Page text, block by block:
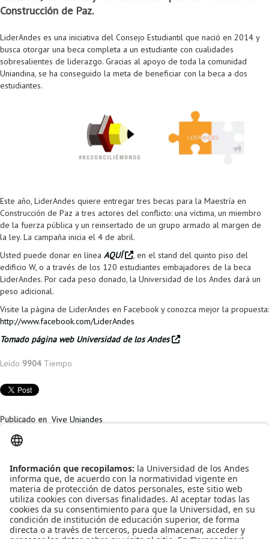
Construcción de Paz.
LiderAndes es una iniciativa del Consejo Estudiantil que nació en 2014 y
busca otorgar una beca completa a un estudiante con cualidades
sobresalientes de liderazgo. Gracias al apoyo de toda la comunidad
Uniandina, se ha conseguido la meta de beneficiar con la beca a dos
estudiantes.
Este año, LiderAndes quiere entregar tres becas para la Maestría en
Construcción de Paz a tres actores del conflicto: una víctima, un miembro
de la fuerza pública y un reinsertado de un grupo armado al margen de
la ley. La campaña inicia el 4 de abril.
Usted puede donar en línea AQUÍ
, en el stand del quinto piso del
edificio W, o a través de los 120 estudiantes embajadores de la beca
LiderAndes. Por cada peso donado, la Universidad de los Andes dará un
peso adicional.
Visite la página de LiderAndes en Facebook y conozca mejor la propuesta:
http://www.facebook.com/LiderAndes
Tomado página web Universidad de los Andes
Leído 9904 Tiempo
Publicado en Vive Uniandes
BECA VAMOS PA´LANTE
Beca 2020 START Fellowship de la Universidad de St. Gallen - Suiza
y la organización START Global
Becas parciales de estudios en Europa para Uniandinos
Convocatoria ISIS
Convocatoria IA
Oportunidades
Información general
Opciones académicas
TI en las Organizaciones
Computación Visual
Profesores
Acreditaciones
Internacionalización
Cursos electivos
Electivas reguladas
Electivas profesionales
Electivas profesionales en otros departamentos
Oferta de cursos periodo intersemestral
Procesos administrativos
Doble titulación
Intercambios académicos
Práctica académica
Ofertas
Práctica social
Proyecto de grado
Reintegro
Tarifas
Grado
Movilidad Estudiantil (Intercambio)
Reingreso
Reintegro
Retiro Voluntario
Trasnferencia Interna
Intercambio Is-Link
Reglamento General de Estudiantes de Maestría RGEMa
Bienestar institucional
Oferta de cursos
Convocatorias
Maestría en Gerencia de Tecnologías de Información (MAIT)
Maestría en Arquitectura de Tecnologías de Información
(MATI)
Maestría en Biología Computacional (MBC)
Maestría en Tecnologías de Información para el Negocio
Maestría en Seguridad de la Información (MESI)
Maestría en Ingeniería de Sistemas y Computación (MISIS)
Maestría en Ingeniería de Software (MISO)
Escuela Internacional de Verano
Instructores
Asistentes Postdoctorales
Profesores Adjuntos
Coordinadores generales
Personal de apoyo
Ofertas Laborales
Emprendedores e Innovadores
TICSw
Colaboratorio de Interacción, Visualización, Robótica y Sistemas
Autónomos
Laboratorio de Arquitecturas Empresariales
Laboratorio de Conectividad y Redes
Laboratorio de Informática Forense
Laboratorio de Ingeniería de Información - Códice
Laboratorios de Seguridad de la Información
Sala de Video Juegos
Protocolo de bioseguridad